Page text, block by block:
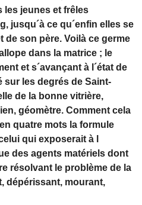
les jeunes et frêles
jusqu´à ce qu´enfin elles se
son père. Voilà ce germe
dans la matrice ; le
et s´avançant à l´état de
sur les degrés de Saint-
de la bonne vitrière,
géomètre. Comment cela
quatre mots la formule
qui exposerait à l
des agents matériels dont
résolvant le problème de la
dépérissant, mourant,